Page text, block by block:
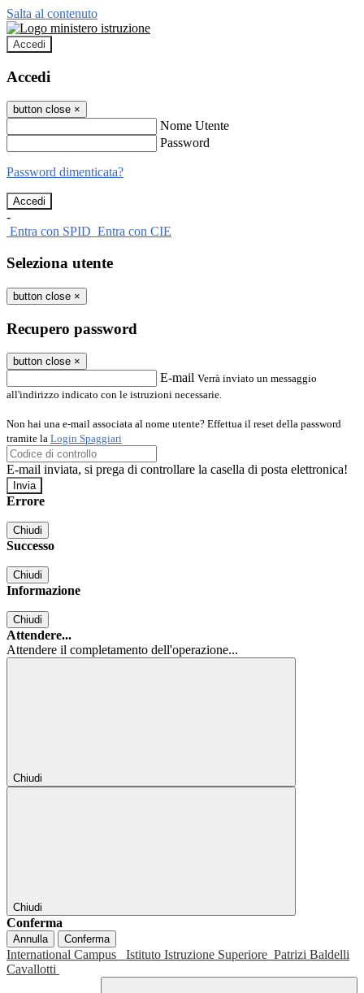
Salta al contenuto
Accedi
Accedi
button close ×
Nome Utente
Password
Password dimenticata?
-
Entra con SPID Entra con CIE
Seleziona utente
button close ×
Recupero password
button close ×
E-mail Verrà inviato un messaggio
all'indirizzo indicato con le istruzioni necessarie.
Non hai una e-mail associata al nome utente? Effettua il reset della password
tramite la Login Spaggiari
E-mail inviata, si prega di controllare la casella di posta elettronica!
Errore
Chiudi
Successo
Chiudi
Informazione
Chiudi
Attendere...
Attendere il completamento dell'operazione...
Chiudi
Chiudi
Conferma
Annulla Conferma
International Campus Istituto Istruzione Superiore Patrizi Baldelli
Cavallotti